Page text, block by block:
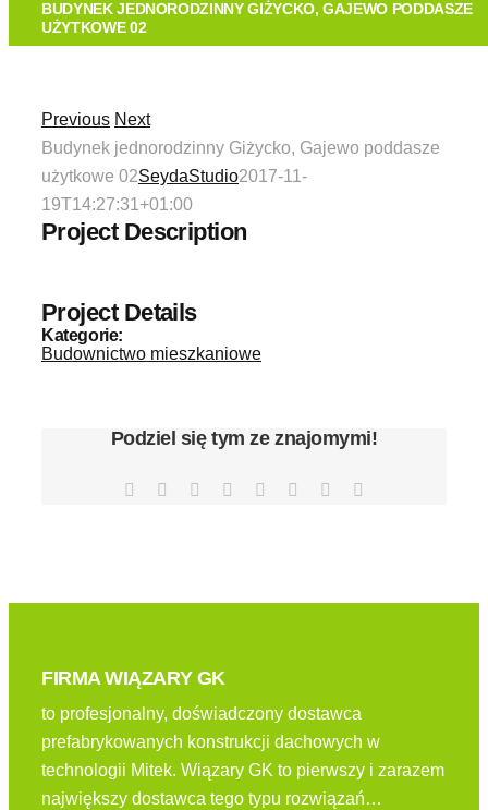
OFERTA
REALIZACJE
BUDYNEK JEDNORODZINNY GIŻYCKO, GAJEWO PODDASZE
UŻYTKOWE 02
Previous Next
Budynek jednorodzinny Giżycko, Gajewo poddasze
użytkowe 02SeydaStudio2017-11-
19T14:27:31+01:00
Project Description
Project Details
Kategorie:
Budownictwo mieszkaniowe
Podziel się tym ze znajomymi!
Facebook Reddit LinkedIn
TumblrPinterest
FIRMA WIĄZARY GK
to profesjonalny, doświadczony dostawca
prefabrykowanych konstrukcji dachowych w
technologii Mitek. Wiązary GK to pierwszy i zarazem
największy dostawca tego typu rozwiązań…